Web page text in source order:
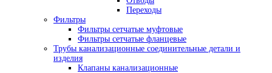
Переходы
Фильтры
Фильтры сетчатые муфтовые
Фильтры сетчатые фланцевые
Трубы канализационные соединительные детали и
изделия
Клапаны канализационные